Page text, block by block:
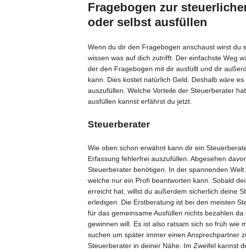
Fragebogen zur
oder selbst ausfüllen
Wenn du dir den Fragebogen anschaust wirst du
wissen was auf dich zutrifft. Der einfachste Weg
der den Fragebogen mit dir ausfüllt und dir
kann. Dies kostet natürlich Geld. Deshalb wäre
auszufüllen. Welche Vorteile der Steuerberater
ausfüllen kannst erfährst du jetzt.
Steuerberater
Wie oben schon erwähnt kann dir ein
Erfassung fehlerfrei auszufüllen. Abgesehen
Steuerberater benötigen. In der spannenden
welche nur ein Profi beantworten kann. Sobald
erreicht hat, willst du außerdem sicherlich deine
erledigen. Die Erstberatung ist bei den meisten
für das gemeinsame Ausfüllen nichts bezahlen
gewinnen will. Es ist also ratsam sich so früh wie
suchen um später immer einen Ansprechpartner
Steuerberater in deiner Nähe. Im Zweifel kannst